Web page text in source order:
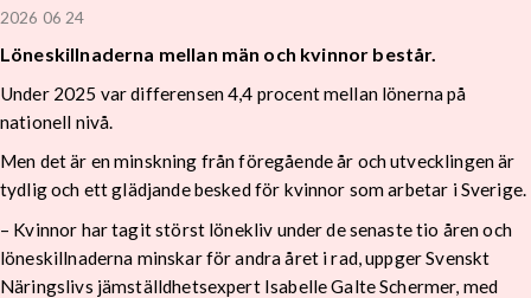
2026 06 24
Löneskillnaderna mellan män och kvinnor består.
Under 2025 var differensen 4,4 procent mellan lönerna på
nationell nivå.
Men det är en minskning från föregående år och utvecklingen är
tydlig och ett glädjande besked för kvinnor som arbetar i Sverige.
– Kvinnor har tagit störst lönekliv under de senaste tio åren och
löneskillnaderna minskar för andra året i rad, uppger Svenskt
Näringslivs jämställdhetsexpert Isabelle Galte Schermer, med